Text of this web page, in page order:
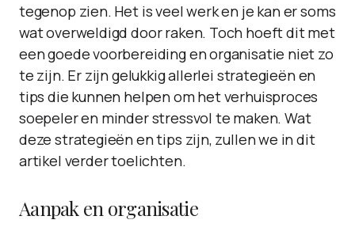
tegenop zien. Het is veel werk en je kan er soms
wat overweldigd door raken. Toch hoeft dit met
een goede voorbereiding en organisatie niet zo
te zijn. Er zijn gelukkig allerlei strategieën en
tips die kunnen helpen om het verhuisproces
soepeler en minder stressvol te maken. Wat
deze strategieën en tips zijn, zullen we in dit
artikel verder toelichten.
Aanpak en organisatie